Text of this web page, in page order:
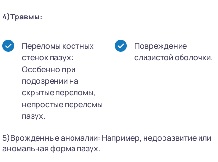
4)Травмы:
Переломы костных
стенок пазух:
Особенно при
подозрении на
скрытые переломы,
непростые переломы
пазух.
Повреждение
слизистой оболочки.
5)Врожденные аномалии: Например, недоразвитие или
аномальная форма пазух.